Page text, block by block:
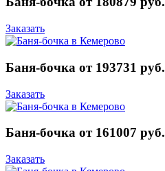
Заказать
Баня-бочка от 193731 руб.
Заказать
Баня-бочка от 161007 руб.
Заказать